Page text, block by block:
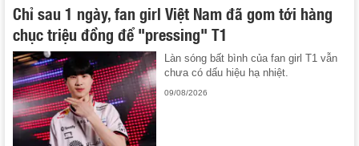
Chỉ sau 1 ngày, fan girl Việt Nam đã gom tới hàng
chục triệu đồng để "pressing" T1
Làn sóng bất bình của fan girl T1 vẫn
chưa có dấu hiệu hạ nhiệt.
09/08/2026